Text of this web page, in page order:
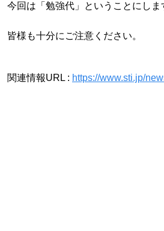
今回は「勉強代」ということにしま
皆様も十分にご注意ください。
関連情報URL : https://www.sti.jp/